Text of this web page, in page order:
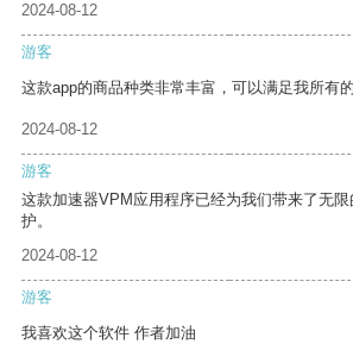
2024-08-12
游客
这款app的商品种类非常丰富，可以满足我所有的
2024-08-12
游客
这款加速器VPM应用程序已经为我们带来了无
护。
2024-08-12
游客
我喜欢这个软件 作者加油